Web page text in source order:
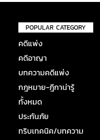
POPULAR CATEGORY
คดีแพ่ง
คดีอาญา
บทความคดีแพ่ง
กฎหมาย-ฎีกาน่ารู้
ทั้งหมด
ประกันภัย
ทริบเทคนิค/บทความ